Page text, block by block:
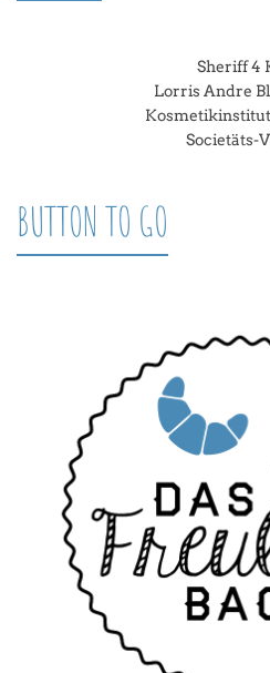
Sheriff 4
Lorris Andre
Societäts-
BUTTON TO GO